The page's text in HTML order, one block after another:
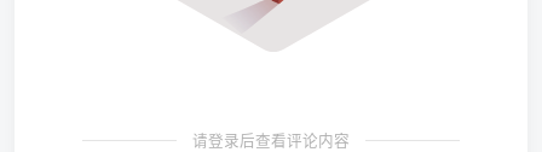
请登录后查看评论内容